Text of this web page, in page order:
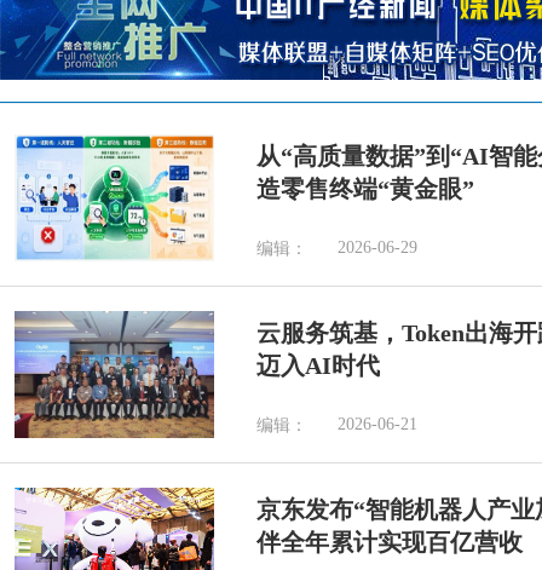
从“高质量数据”到“AI智
造零售终端“黄金眼”
编辑： 2026-06-29
云服务筑基，Token出海
迈入AI时代
编辑： 2026-06-21
京东发布“智能机器人产
伴全年累计实现百亿营收